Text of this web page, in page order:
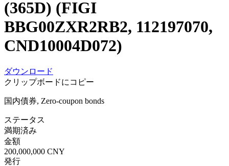
(365D) (FIGI
BBG00ZXR2RB2, 112197070,
CND10004D072)
ダウンロード
クリップボードにコピー
国内債券, Zero-coupon bonds
ステータス
満期済み
金額
200,000,000 CNY
発行